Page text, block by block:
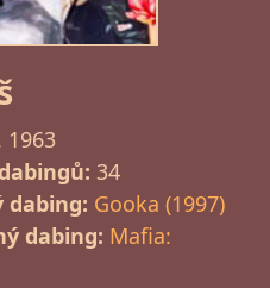
1963
34
dabing: Gooka (1997)
dabing: Mafia: